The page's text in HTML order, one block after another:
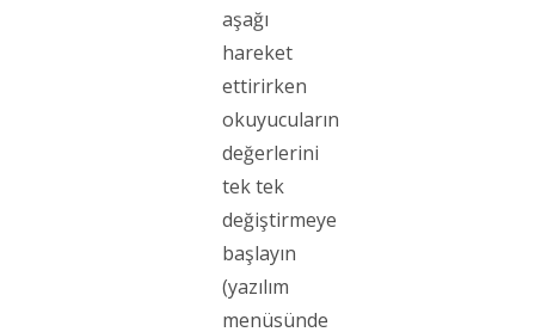
aşağı
hareket
ettirirken
okuyucuların
değerlerini
tek tek
değiştirmeye
başlayın
(yazılım
menüsünde